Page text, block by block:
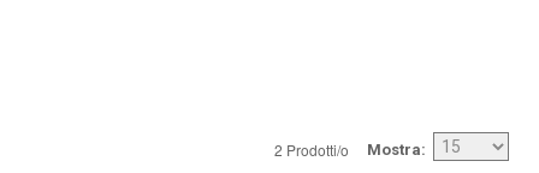
2 Prodotti/o Mostra